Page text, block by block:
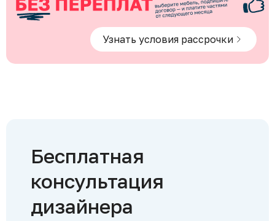
Узнать условия рассрочки
Бесплатная
консультация
дизайнера